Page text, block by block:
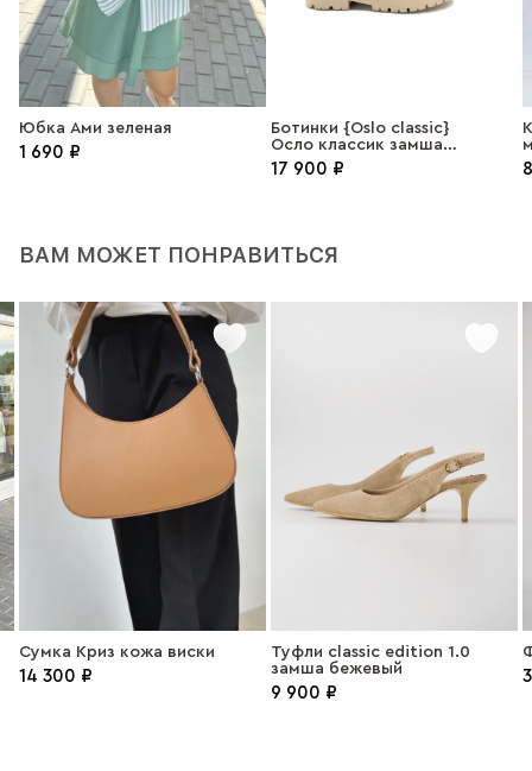
Юбка Ами зеленая
1 690 ₽
Ботинки {Oslo classic}
Осло классик замша
виски
17 900 ₽
ВАМ МОЖЕТ ПОНРАВИТЬСЯ
Сумка Криз кожа виски
14 300 ₽
Туфли classic edition 1.0
замша бежевый
9 900 ₽